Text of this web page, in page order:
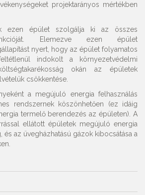
projektarányos mértékben
ezen épület szolgálja ki az összes
Elemezve ezen épület
nyert, hogy az épület folyamatos
indokolt a környezetvédelmi
okán az épületek
csökkentése.
a megújuló energia felhasználás
rendszernek köszönhetően (ez idáig
termelő berendezés az épületen). A
ellátott épületek megújuló energia
és az üvegházhatású gázok kibocsátása a